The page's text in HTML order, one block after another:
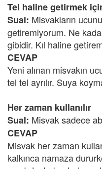
Tel haline getirmek
Sual: Misvakların
getiremiyorum. Ne
gibidir. Kıl haline
CEVAP
Yeni alınan misvakın
tel tel ayrılır. Suya
Her zaman kullanılır
Sual: Misvak sadece
CEVAP
Misvak her zaman
kalkınca namaza